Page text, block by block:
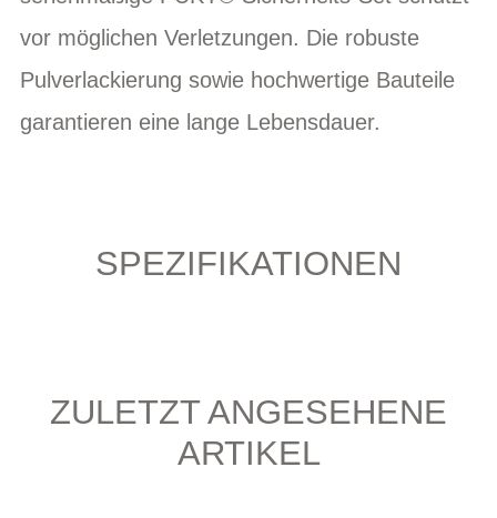
vor möglichen Verletzungen. Die robuste
Pulverlackierung sowie hochwertige Bauteile
garantieren eine lange Lebensdauer.
SPEZIFIKATIONEN
ZULETZT ANGESEHENE
ARTIKEL